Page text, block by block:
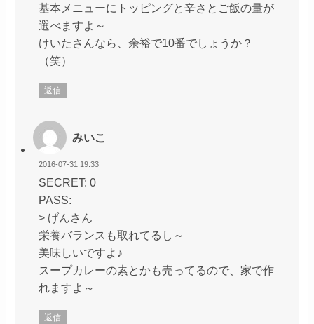
基本メニューにトッピングと辛さとご飯の量が
選べますよ～
けいたさんなら、余裕で10番でしょうか？
（笑）
返信
みいこ
2016-07-31 19:33
SECRET: 0
PASS:
> げんさん
栄養バランスも取れてるし～
美味しいですよ♪
スープカレーの素とかも売ってるので、家で作
れますよ～
返信